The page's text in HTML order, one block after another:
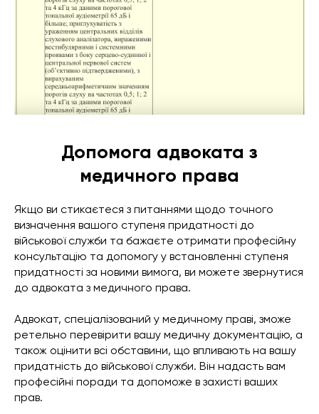
Допомога адвоката з
медичного права
Якщо ви стикаєтеся з питаннями щодо точного
визначення вашого ступеня придатності до
військової служби та бажаєте отримати професійну
консультацію та допомогу у встановленні ступеня
придатності за новими вимога, ви можете звернутися
до адвоката з медичного права.
Адвокат, спеціалізований у медичному праві, зможе
ретельно перевірити вашу медичну документацію, а
також оцінити всі обставини, що впливають на вашу
придатність до військової служби. Він надасть вам
професійні поради та допоможе в захисті ваших
прав.